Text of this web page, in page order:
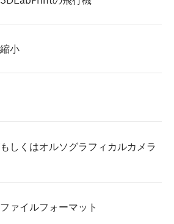
小
しくはオルソグラフィカルカメラ
ァイルフォーマット